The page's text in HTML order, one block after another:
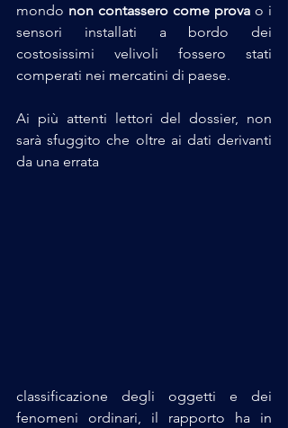
mondo non contassero come prova o i
sensori installati a bordo dei
costosissimi velivoli fossero stati
comperati nei mercatini di paese.
Ai più attenti lettori del dossier, non
sarà sfuggito che oltre ai dati derivanti
da una errata
classificazione degli oggetti e dei
fenomeni ordinari, il rapporto ha in